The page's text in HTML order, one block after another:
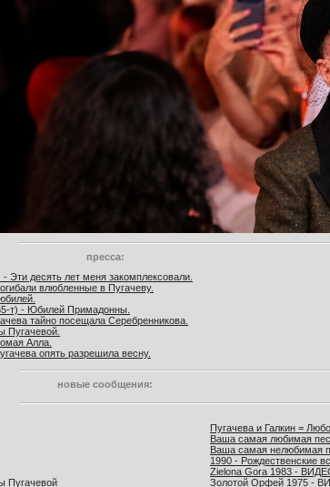
пресса:
десять лет меня закомплексовали.
влюбленные в Пугачеву.
т) - Юбилей Примадонны.
тайно посещала Серебренникова.
Пугачевой.
Алла.
опять разрешила весну.
новые сообщения:
Пугачевой
Пугачева и Галкин =
Ваша самая любимая
Ваша самая нелюбимая
1990 - Рождественские
Zielona Gora 1983 -
Золотой Орфей 1975 -